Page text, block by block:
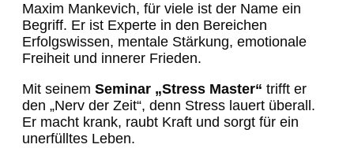
Maxim Mankevich, für viele ist der Name ein
Begriff. Er ist Experte in den Bereichen
Erfolgswissen, mentale Stärkung, emotionale
Freiheit und innerer Frieden.
Mit seinem Seminar „Stress Master“ trifft er
den „Nerv der Zeit“, denn Stress lauert überall.
Er macht krank, raubt Kraft und sorgt für ein
unerfülltes Leben.